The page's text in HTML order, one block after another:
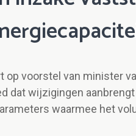
op voorstel van minister
dat wijzigingen
waarmee het